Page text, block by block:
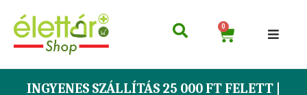
0
INGYENES SZÁLLÍTÁS 25 000 FT FELETT |